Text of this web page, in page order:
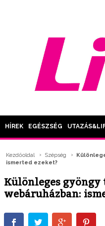
HÍREK EGÉSZSÉG
Kezdőoldal Szépség
ismerted ezeket?
Különleges gyöngy
webáruházban: